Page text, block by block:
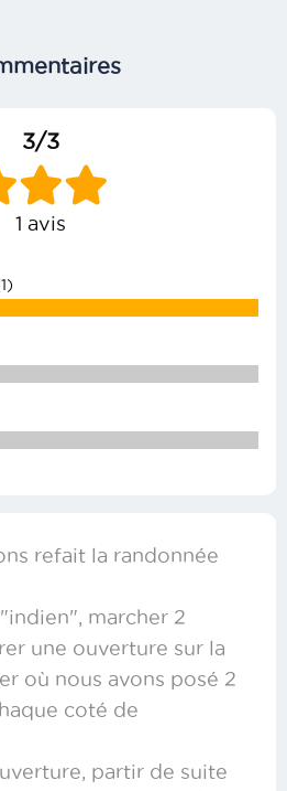
3/3
1 avis
refait la randonnée
marcher 2
une ouverture sur la
où nous avons posé 2
coté de
partir de suite